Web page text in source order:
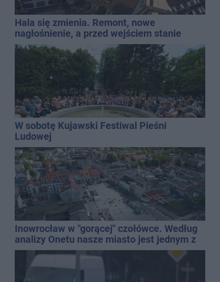
Hala się zmienia. Remont, nowe
nagłośnienie, a przed wejściem stanie
QEMETICA ARENA
W sobotę Kujawski Festiwal Pieśni
Ludowej
Inowrocław w "gorącej" czołówce. Według
analizy Onetu nasze miasto jest jednym z
najbardziej narażonych na upały